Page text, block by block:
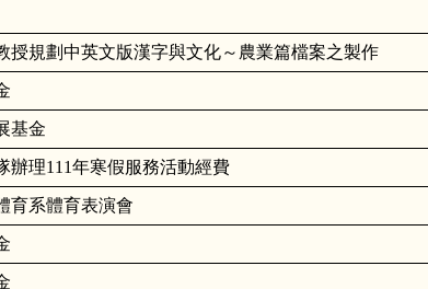
授規劃中英文版漢字與文化～農業篇檔案之製作
基金
辦理111年寒假服務活動經費
育系體育表演會